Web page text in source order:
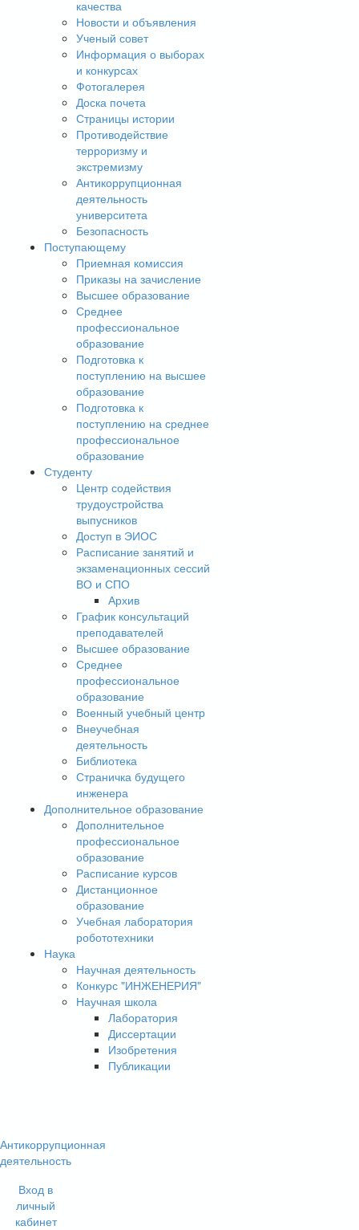
качества
Новости и объявления
Ученый совет
Информация о выборах
и конкурсах
Фотогалерея
Доска почета
Страницы истории
Противодействие
терроризму и
экстремизму
Антикоррупционная
деятельность
университета
Безопасность
Поступающему
Приемная комиссия
Приказы на зачисление
Высшее образование
Среднее
профессиональное
образование
Подготовка к
поступлению на высшее
образование
Подготовка к
поступлению на среднее
профессиональное
образование
Студенту
Центр содействия
трудоустройства
выпусников
Доступ в ЭИОС
Расписание занятий и
экзаменационных сессий
ВО и СПО
Архив
График консультаций
преподавателей
Высшее образование
Среднее
профессиональное
образование
Военный учебный центр
Внеучебная
деятельность
Библиотека
Страничка будущего
инженера
Дополнительное образование
Дополнительное
профессиональное
образование
Расписание курсов
Дистанционное
образование
Учебная лаборатория
робототехники
Наука
Научная деятельность
Конкурс "ИНЖЕНЕРИЯ"
Научная школа
Лаборатория
Диссертации
Изобретения
Публикации
Антикоррупционная
деятельность
Вход в
личный
кабинет